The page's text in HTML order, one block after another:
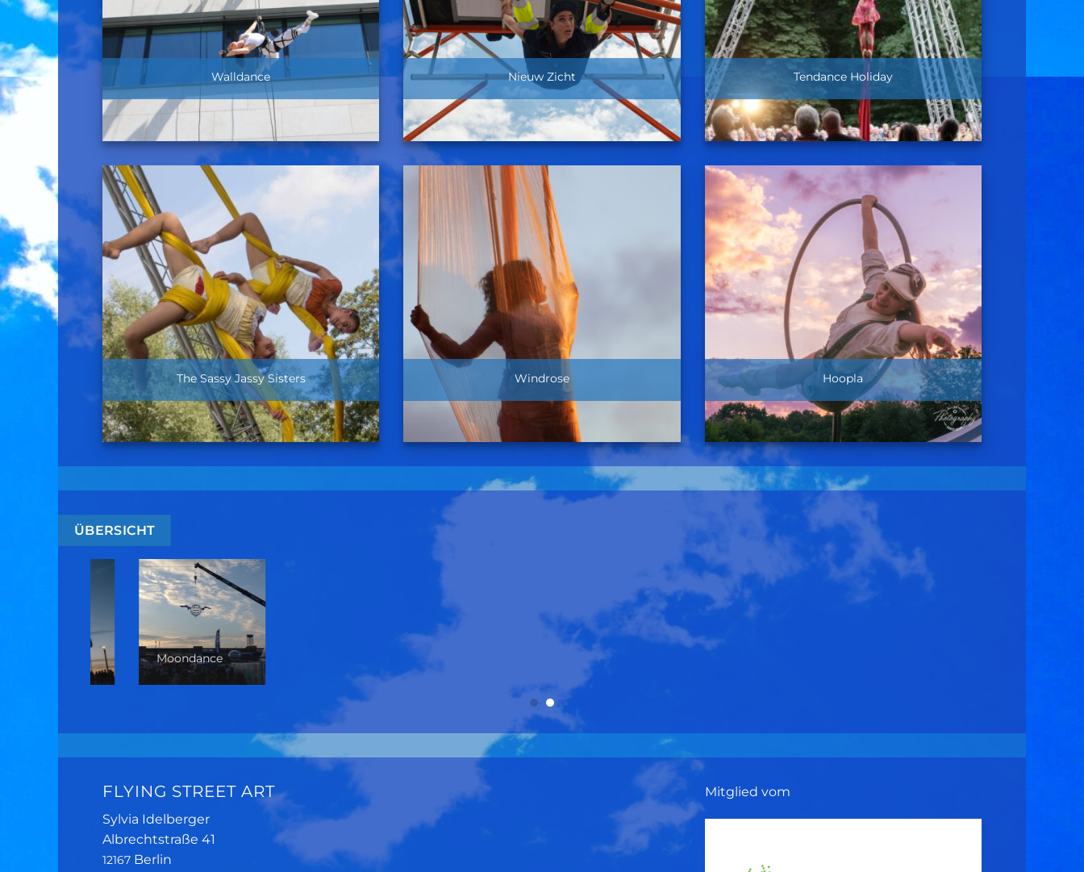
Walldance Nieuw Zicht Tendance Holiday
The Sassy Jassy Sisters Windrose Hoopla
ÜBERSICHT
Walldance Nieuw Zicht
Tendance
The Sassy Jassy
Sisters
FLYING STREET ART
Sylvia Idelberger
Albrechtstraße 41
12167 Berlin
Mitglied vom